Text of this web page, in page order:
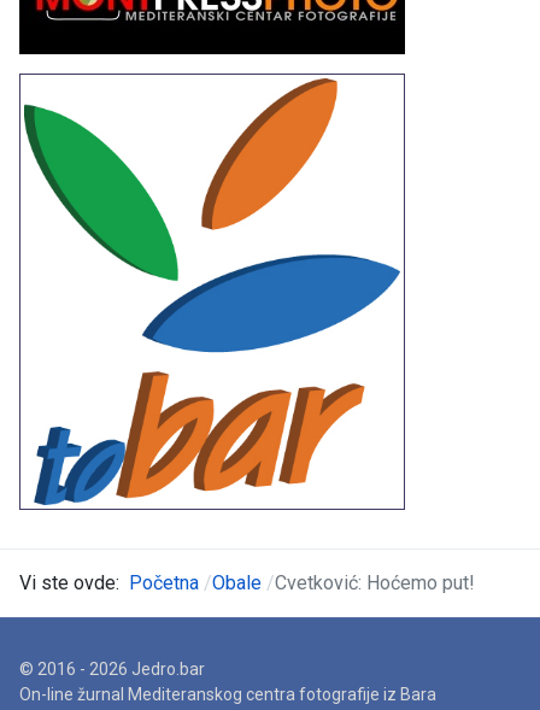
Vi ste ovde: Početna Obale Cvetković: Hoćemo put!
© 2016 - 2026 Jedro.bar
On-line žurnal Mediteranskog centra fotografije iz Bara